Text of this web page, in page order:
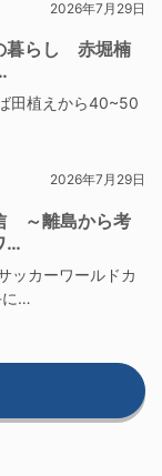
2026年7月29日
暮らし 赤堀楠
田植えから40~50
2026年7月29日
～離島から考
…
ッカーワールドカ
に…